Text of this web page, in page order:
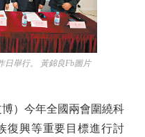
舉行。 黃錦良Fb圖片
）今年全國兩會圍繞科
復興等重要目標進行討